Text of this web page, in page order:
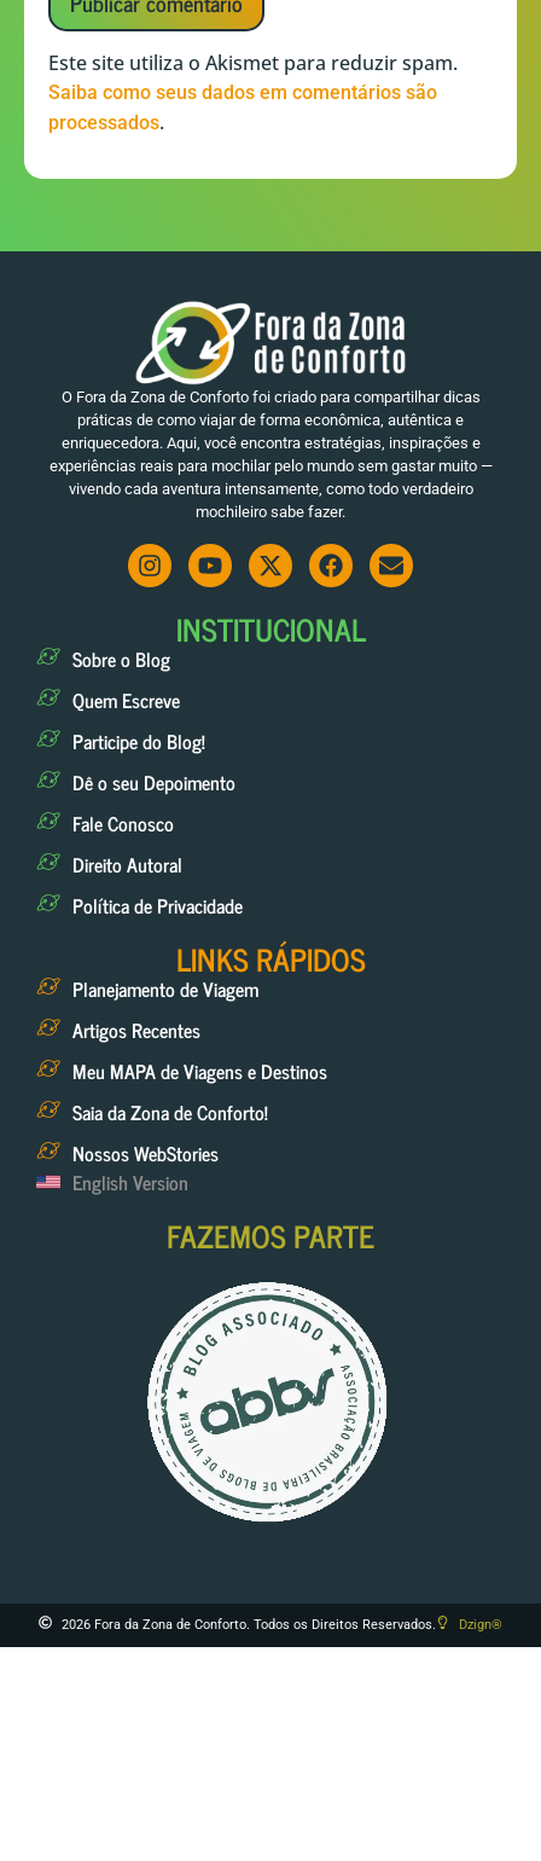
Este site utiliza o Akismet para reduzir spam.
Saiba como seus dados em comentários são
processados.
O Fora da Zona de Conforto foi criado para compartilhar dicas
práticas de como viajar de forma econômica, autêntica e
enriquecedora. Aqui, você encontra estratégias, inspirações e
experiências reais para mochilar pelo mundo sem gastar muito —
vivendo cada aventura intensamente, como todo verdadeiro
mochileiro sabe fazer.
INSTITUCIONAL
Sobre o Blog
Quem Escreve
Participe do Blog!
Dê o seu Depoimento
Fale Conosco
Direito Autoral
Política de Privacidade
LINKS RÁPIDOS
Planejamento de Viagem
Artigos Recentes
Meu MAPA de Viagens e Destinos
Saia da Zona de Conforto!
Nossos WebStories
English Version
FAZEMOS PARTE
2026 Fora da Zona de Conforto. Todos os Direitos Reservados. Dzign®